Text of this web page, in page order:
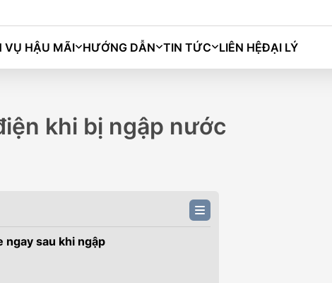
VỤ HẬU MÃI HƯỚNG DẪN TIN TỨC LIÊN HỆĐẠI LÝ
Bingo Macaron Grango
khi bị ngập nước
ngay sau khi ngập